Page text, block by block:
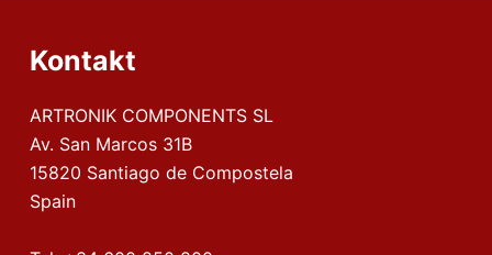
Kontakt
ARTRONIK COMPONENTS SL
Av. San Marcos 31B
15820 Santiago de Compostela
Spain